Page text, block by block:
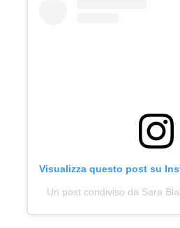
Visualizza questo post su
Un post condiviso da Sara